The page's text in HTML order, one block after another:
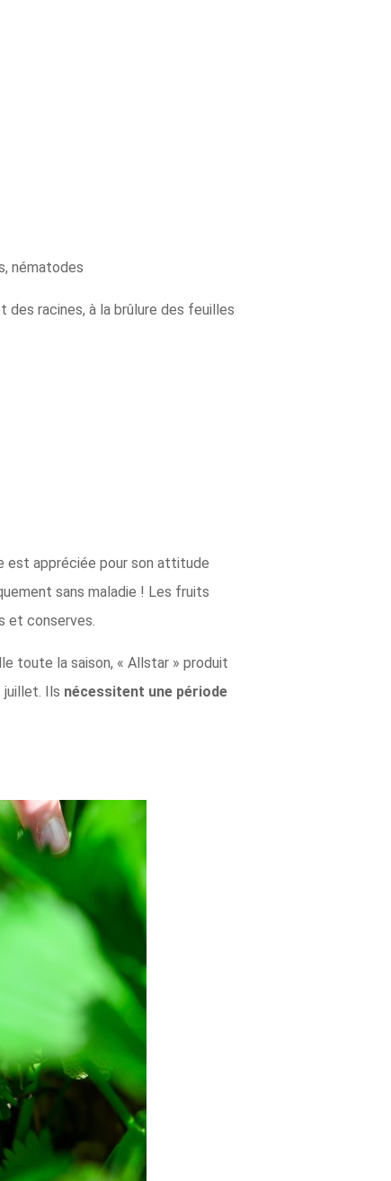
nématodes
des racines, à la brûlure des feuilles
est appréciée pour son attitude
sans maladie ! Les fruits
et conserves.
toute la saison, « Allstar » produit
juillet. Ils nécessitent une période